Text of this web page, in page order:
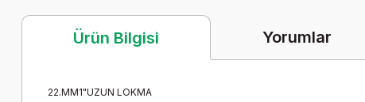
Ürün Bilgisi Yorumlar
22.MM1"UZUN LOKMA